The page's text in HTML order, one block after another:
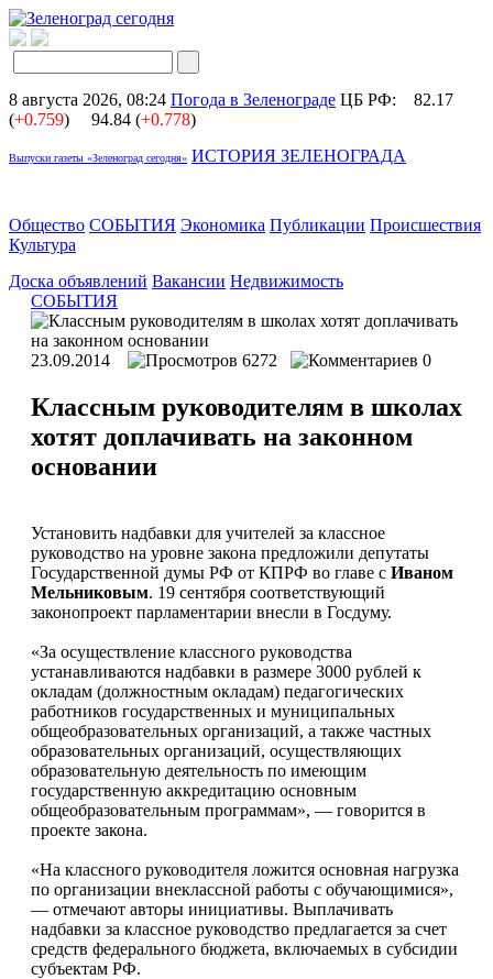
8 августа 2026, 08:24 Погода в Зеленограде ЦБ РФ:
82.17
(+0.759) 94.84 (+0.778)
Выпуски газеты «Зеленоград сегодня» ИСТОРИЯ ЗЕЛЕНОГРАДА
Общество СОБЫТИЯ Экономика Публикации Происшествия
Культура
Доска объявлений Вакансии Недвижимость
СОБЫТИЯ
23.09.2014 6272 0
Классным руководителям в школах
хотят доплачивать на законном
основании
Установить надбавки для учителей за классное
руководство на уровне закона предложили депутаты
Государственной думы РФ от КПРФ во главе с Иваном
Мельниковым. 19 сентября соответствующий
законопроект парламентарии внесли в Госдуму.
«За осуществление классного руководства
устанавливаются надбавки в размере 3000 рублей к
окладам (должностным окладам) педагогических
работников государственных и муниципальных
общеобразовательных организаций, а также частных
образовательных организаций, осуществляющих
образовательную деятельность по имеющим
государственную аккредитацию основным
общеобразовательным программам», — говорится в
проекте закона.
«На классного руководителя ложится основная нагрузка
по организации внеклассной работы с обучающимися»,
— отмечают авторы инициативы. Выплачивать
надбавки за классное руководство предлагается за счет
средств федерального бюджета, включаемых в субсидии
субъектам РФ.